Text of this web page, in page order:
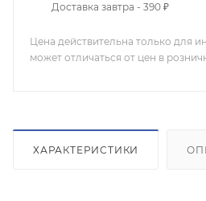
Доставка завтра - 390 ₽
Цена действительна только для
может отличаться от цен в
ХАРАКТЕРИСТИКИ